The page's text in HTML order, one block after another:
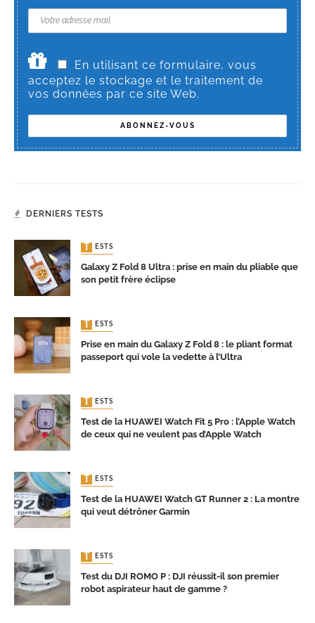
En utilisant ce formulaire, vous
acceptez le stockage et le traitement de
vos données par ce site Web.
DERNIERS TESTS
TESTS
Galaxy Z Fold 8 Ultra : prise en main du pliable que
son petit frère éclipse
TESTS
Prise en main du Galaxy Z Fold 8 : le pliant format
passeport qui vole la vedette à l’Ultra
TESTS
Test de la HUAWEI Watch Fit 5 Pro : l’Apple Watch
de ceux qui ne veulent pas d’Apple Watch
TESTS
Test de la HUAWEI Watch GT Runner 2 : La montre
qui veut détrôner Garmin
TESTS
Test du DJI ROMO P : DJI réussit-il son premier
robot aspirateur haut de gamme ?